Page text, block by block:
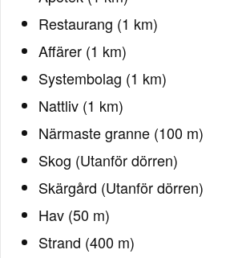
Restaurang (1 km)
Affärer (1 km)
Systembolag (1 km)
Nattliv (1 km)
Närmaste granne (100 m)
Skog (Utanför dörren)
Skärgård (Utanför dörren)
Hav (50 m)
Strand (400 m)